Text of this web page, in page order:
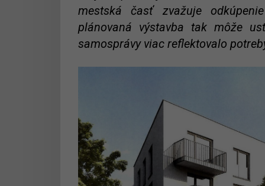
mestská časť zvažuje
plánovaná výstavba tak môže
samosprávy viac reflektovalo